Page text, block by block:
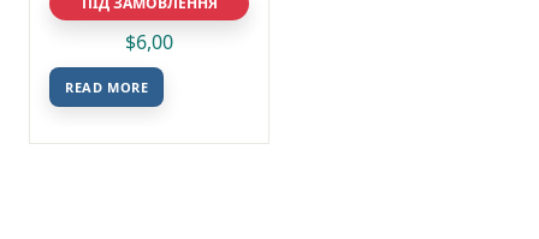
(упоряд.) – Фоліо
$6,00
READ MORE